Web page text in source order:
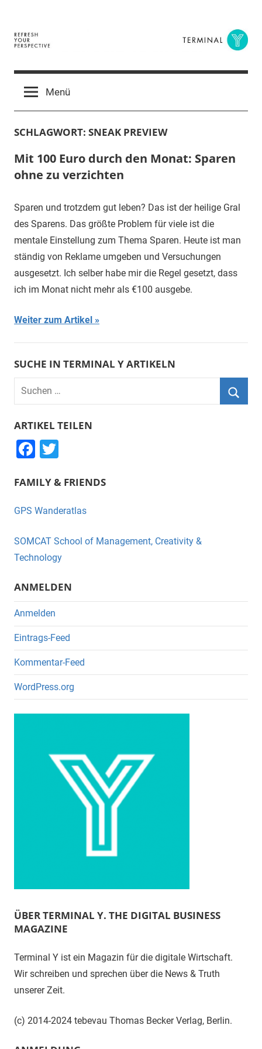
springen
Terminal
Y
Digital
BusinessMenü
SCHLAGWORT: SNEAK PREVIEW
Mit 100 Euro durch den Monat: Sparen
ohne zu verzichten
Sparen und trotzdem gut leben? Das ist der heilige Gral
des Sparens. Das größte Problem für viele ist die
mentale Einstellung zum Thema Sparen. Heute ist man
ständig von Reklame umgeben und Versuchungen
ausgesetzt. Ich selber habe mir die Regel gesetzt, dass
ich im Monat nicht mehr als €100 ausgebe.
Weiter zum Artikel
SUCHE IN TERMINAL Y ARTIKELN
Suchen
nach:
ARTIKEL TEILEN
F
c
e
o
o
k
tt
er
FAMILY & FRIENDS
GPS Wanderatlas
SOMCAT School of Management, Creativity &
Technology
ANMELDEN
Anmelden
Eintrags-Feed
Kommentar-Feed
WordPress.org
ÜBER TERMINAL Y. THE DIGITAL BUSINESS
MAGAZINE
Terminal Y ist ein Magazin für die digitale Wirtschaft.
Wir schreiben und sprechen über die News & Truth
unserer Zeit.
(c) 2014-2024 tebevau Thomas Becker Verlag, Berlin.